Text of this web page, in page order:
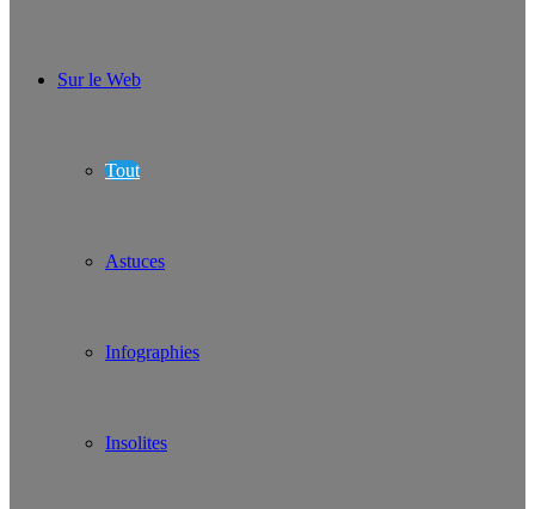
Sur le Web
Tout
Astuces
Infographies
Insolites